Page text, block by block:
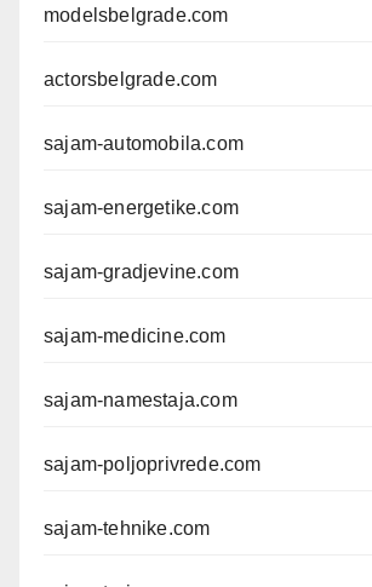
modelsbelgrade.com
actorsbelgrade.com
sajam-automobila.com
sajam-energetike.com
sajam-gradjevine.com
sajam-medicine.com
sajam-namestaja.com
sajam-poljoprivrede.com
sajam-tehnike.com